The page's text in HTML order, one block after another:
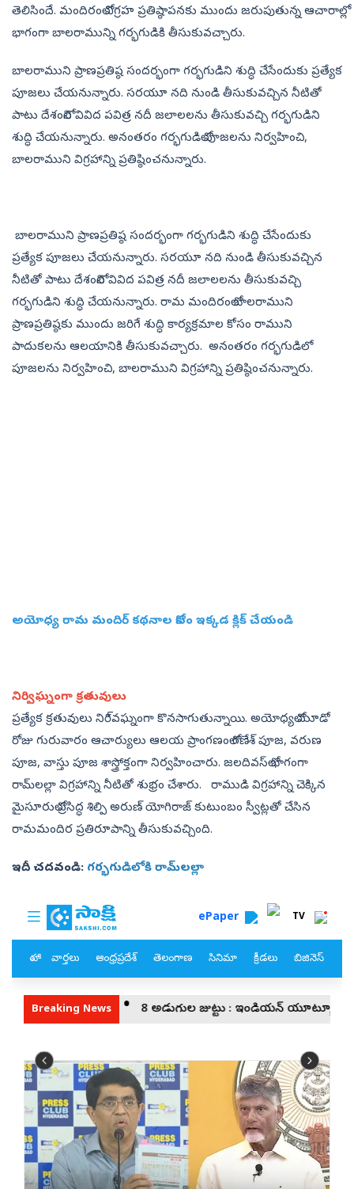
తెలిసిందే. మందిరంలో విగ్రహ ప్రతిష్ఠాపనకు ముందు జరుపుతున్న ఆచారాల్లో
భాగంగా బాలరామున్ని గర్భగుడికి తీసుకువచ్చారు.
బాలరాముని ప్రాణప్రతిష్ఠ సందర్భంగా గర్భగుడిని శుద్ధి చేసేందుకు ప్రత్యేక
పూజలు చేయనున్నారు. సరయూ నది నుండి తీసుకువచ్చిన నీటితో
పాటు దేశంలోని వివిద పవిత్ర నదీ జలాలలను తీసుకువచ్చి గర్భగుడిని
శుద్ధి చేయనున్నారు. అనంతరం గర్భగుడిలో పూజలను నిర్వహించి,
బాలరాముని విగ్రహాన్ని ప్రతిష్ఠించనున్నారు.
బాలరాముని ప్రాణప్రతిష్ఠ సందర్భంగా గర్భగుడిని శుద్ధి చేసేందుకు
ప్రత్యేక పూజలు చేయనున్నారు. సరయూ నది నుండి తీసుకువచ్చిన
నీటితో పాటు దేశంలోని వివిద పవిత్ర నదీ జలాలలను తీసుకువచ్చి
గర్భగుడిని శుద్ధి చేయనున్నారు. రామ మందిరంలో బాలరాముని
ప్రాణప్రతిష్ఠకు ముందు జరిగే శుద్ధి కార్యక్రమాల కోసం రాముని
పాదుకలను ఆలయానికి తీసుకువచ్చారు. అనంతరం గర్భగుడిలో
పూజలను నిర్వహించి, బాలరాముని విగ్రహాన్ని ప్రతిష్ఠించనున్నారు.
అయోధ్య రామ మందిర్ కథనాల కోసం ఇక్కడ క్లిక్ చేయండి
నిర్విఘ్నంగా క్రతువులు
ప్రత్యేక క్రతువులు నిరి్వఘ్నంగా కొనసాగుతున్నాయి. అయోధ్యలో మూడో
రోజు గురువారం ఆచార్యులు ఆలయ ప్రాంగణంలో గణేశ్‌ పూజ, వరుణ
పూజ, వాస్తు పూజ శాస్త్రోక్తంగా నిర్వహించారు. జలదివస్‌లో భాగంగా
రామ్‌లల్లా విగ్రహాన్ని నీటితో శుభ్రం చేశారు. రాముడి విగ్రహాన్ని చెక్కిన
మైసూరులో ప్రసిద్ధ శిల్పి అరుణ్ యోగిరాజ్ కుటుంబం స్వీట్లతో చేసిన
రామమందిర ప్రతిరూపాన్ని తీసుకువచ్చింది.
ఇదీ చదవండి: గర్భగుడిలోకి రామ్‌లల్లా